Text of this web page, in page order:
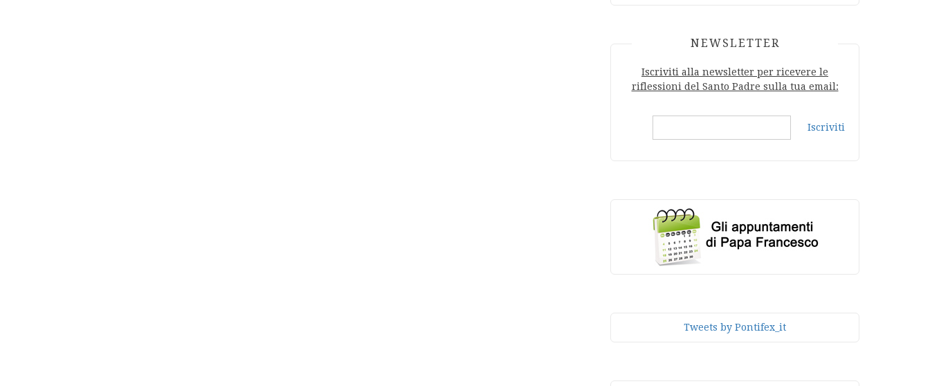
NEWSLETTER
Iscriviti alla newsletter per ricevere le
riflessioni del Santo Padre sulla tua email:
Iscriviti
Tweets by Pontifex_it